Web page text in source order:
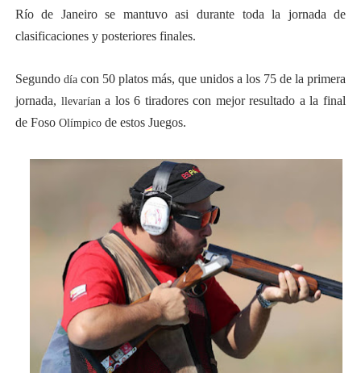
Tour de Francia femenino 2026 - Etapa 6
Campeonato de Europa en aguas abiertas 2026
Río de Janeiro se mantuvo asi durante toda la jornada de
clasificaciones y posteriores finales.
Segundo díacon 50 platos más, que unidos a los 75 de la primera
jornada, llevarían a los 6 tiradores con mejor resultado a la final
de Foso Olímpicode estos Juegos.